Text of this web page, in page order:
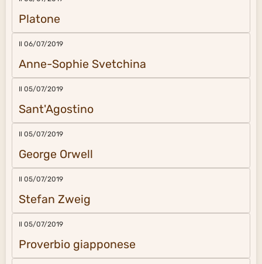
Platone
Il 06/07/2019
Anne-Sophie Svetchina
Il 05/07/2019
Sant'Agostino
Il 05/07/2019
George Orwell
Il 05/07/2019
Stefan Zweig
Il 05/07/2019
Proverbio giapponese